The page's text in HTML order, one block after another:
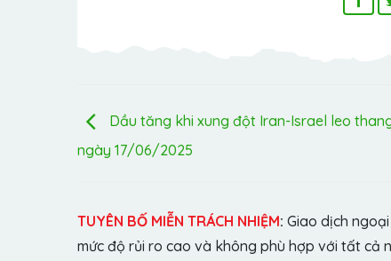
Dầu tăng khi xung đột Iran-Israel leo
ngày 17/06/2025
TUYÊN BỐ MIỄN TRÁCH NHIỆM: Giao dịch
mức độ rủi ro cao và không phù hợp với tất cả